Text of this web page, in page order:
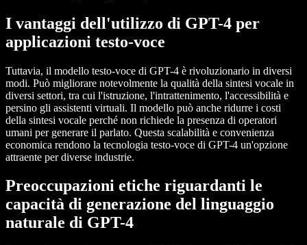
I vantaggi dell'utilizzo di GPT-4 per
applicazioni testo-voce
Tuttavia, il modello testo-voce di GPT-4 è rivoluzionario in diversi
modi. Può migliorare notevolmente la qualità della sintesi vocale in
diversi settori, tra cui l'istruzione, l'intrattenimento, l'accessibilità e
persino gli assistenti virtuali. Il modello può anche ridurre i costi
della sintesi vocale perché non richiede la presenza di operatori
umani per generare il parlato. Questa scalabilità e convenienza
economica rendono la tecnologia testo-voce di GPT-4 un'opzione
attraente per diverse industrie.
Preoccupazioni etiche riguardanti le
capacità di generazione del linguaggio
naturale di GPT-4